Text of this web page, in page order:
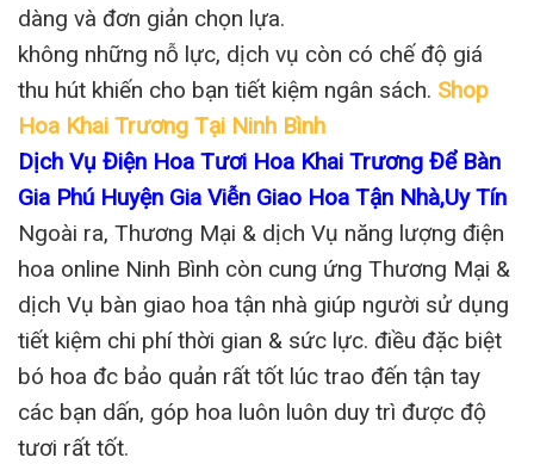
dàng và đơn giản chọn lựa.
không những nỗ lực, dịch vụ còn có chế độ giá
thu hút khiến cho bạn tiết kiệm ngân sách. Shop
Hoa Khai Trương Tại Ninh Bình
Dịch Vụ Điện Hoa Tươi Hoa Khai Trương Để Bàn
Gia Phú Huyện Gia Viễn Giao Hoa Tận Nhà,Uy Tín
Ngoài ra, Thương Mại & dịch Vụ năng lượng điện
hoa online Ninh Bình còn cung ứng Thương Mại &
dịch Vụ bàn giao hoa tận nhà giúp người sử dụng
tiết kiệm chi phí thời gian & sức lực. điều đặc biệt
bó hoa đc bảo quản rất tốt lúc trao đến tận tay
các bạn dấn, góp hoa luôn luôn duy trì được độ
tươi rất tốt.